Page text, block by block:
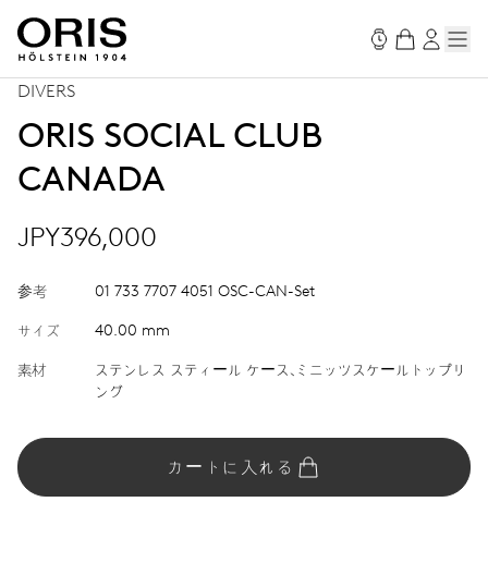
DIVERS
ORIS SOCIAL CLUB
CANADA
JPY396,000
参考 01 733 7707 4051 OSC-CAN-Set
サイズ 40.00 mm
素材
ステンレス スティール ケース、ミニッツスケールトップリ
ング
カートに入れる